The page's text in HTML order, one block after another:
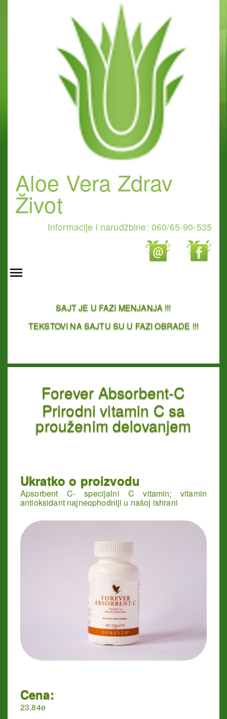
Aloe Vera Zdrav
Život
Informacije i narudžbine: 060/65-90-535
SAJT JE U FAZI MENJANJA !!!
TEKSTOVI NA SAJTU SU U FAZI OBRADE !!!
Forever Absorbent-C
Prirodni vitamin C sa
prouženim delovanjem
Ukratko o proizvodu
Apsorbent C- specijalni C vitamin; vitamin
antioksidant najneophodniji u našoj ishrani
Cena:
23,84e